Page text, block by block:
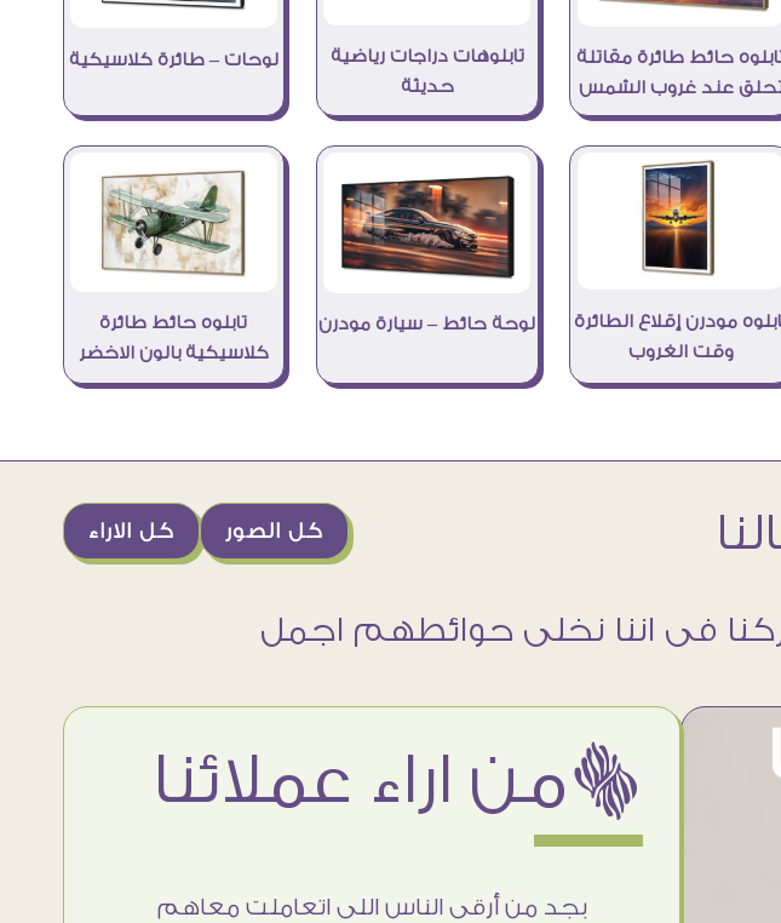
حائط طائرة مقاتلة
عند غروب الشمس
تابلوهات دراجات رياضية
حديثة
لوحات – طائرة كلاسيكية
مودرن إقلاع الطائرة
وقت الغروب
لوحة حائط – سيارة مودرن
تابلوه حائط طائرة
كلاسيكية بالون الاخضر
كل الاراء كل الصور
ëمن اراء عملائنا
بجد من أرقى الناس اللى اتعاملت معاهم